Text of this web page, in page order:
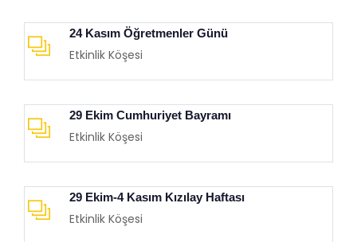
24 Kasım Öğretmenler Günü
Etkinlik Köşesi
29 Ekim Cumhuriyet Bayramı
Etkinlik Köşesi
29 Ekim-4 Kasım Kızılay Haftası
Etkinlik Köşesi